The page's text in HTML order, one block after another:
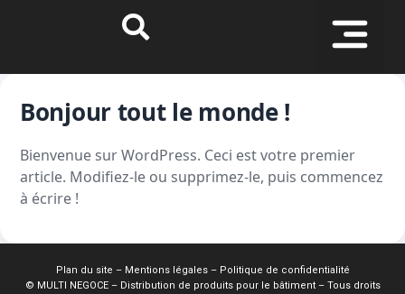
Bonjour tout le monde !
Bienvenue sur WordPress. Ceci est votre premier
article. Modifiez-le ou supprimez-le, puis commencez
à écrire !
Plan du site – Mentions légales– Politique de confidentialité
© MULTI NEGOCE – Distribution de produits pour le bâtiment – Tous droits